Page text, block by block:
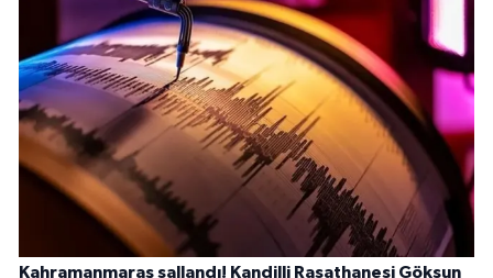
Kahramanmaraş sallandı! Kandilli Rasathanesi Göksun